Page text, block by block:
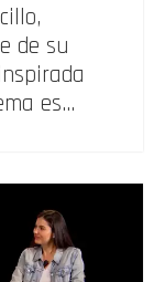
de su
es…